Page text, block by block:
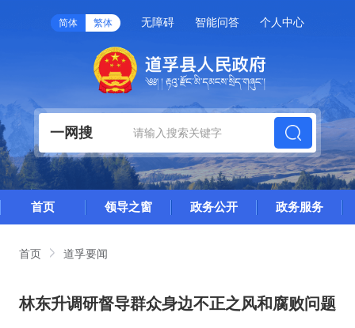
简体 繁体 无障碍 智能问答 个人中心
一网搜
首页 领导之窗 政务公开 政务服务
首页 道孚要闻
林东升调研督导群众身边不正之风和腐败问题